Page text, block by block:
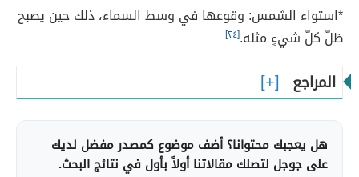
*استواء الشمس: وقوعها في وسط السماء، ذلك حين يصبح
ظلّ كلّ شيءٍ مثله.[٢٤]
المراجع
هل يعجبك محتوانا؟ أضف موضوع كمصدر مفضل لديك
على جوجل لتصلك مقالاتنا أولاً بأول في نتائج البحث.